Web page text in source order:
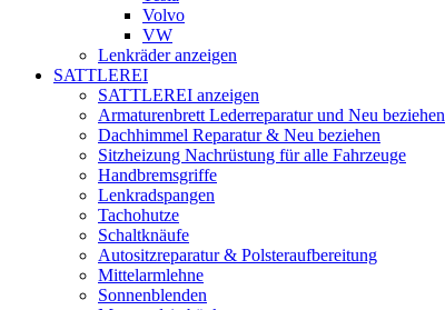
Volvo
VW
Lenkräder anzeigen
SATTLEREI
SATTLEREI anzeigen
Armaturenbrett Lederreparatur und Neu beziehen
Dachhimmel Reparatur & Neu beziehen
Sitzheizung Nachrüstung für alle Fahrzeuge
Handbremsgriffe
Lenkradspangen
Tachohutze
Schaltknäufe
Autositzreparatur & Polsteraufbereitung
Mittelarmlehne
Sonnenblenden